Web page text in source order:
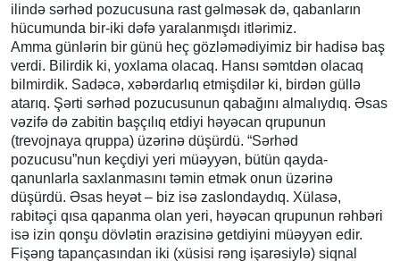
ilində sərhəd pozucusuna rast gəlməsək də, qabanların
hücumunda bir-iki dəfə yaralanmışdı itlərimiz.
Amma günlərin bir günü heç gözləmədiyimiz bir hadisə baş
verdi. Bilirdik ki, yoxlama olacaq. Hansı səmtdən olacaq
bilmirdik. Sadəcə, xəbərdarlıq etmişdilər ki, birdən güllə
atarıq. Şərti sərhəd pozucusunun qabağını almalıydıq. Əsas
vəzifə də zabitin başçılıq etdiyi həyəcan qrupunun
(trevojnaya qruppa) üzərinə düşürdü. “Sərhəd
pozucusu”nun keçdiyi yeri müəyyən, bütün qayda-
qanunlarla saxlanmasını təmin etmək onun üzərinə
düşürdü. Əsas heyət – biz isə zaslondaydıq. Xülasə,
rabitəçi qısa qapanma olan yeri, həyəcan qrupunun rəhbəri
isə izin qonşu dövlətin ərazisinə getdiyini müəyyən edir.
Fişəng tapançasından iki (xüsisi rəng işarəsiylə) siqnal